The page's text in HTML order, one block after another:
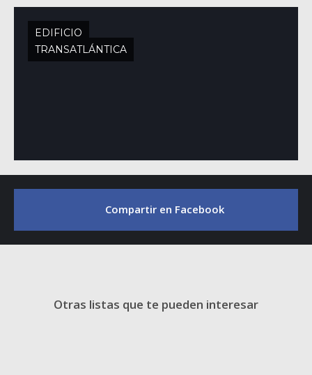
EDIFICIO
TRANSATLÁNTICA
Compartir en Facebook
Otras listas que te pueden interesar